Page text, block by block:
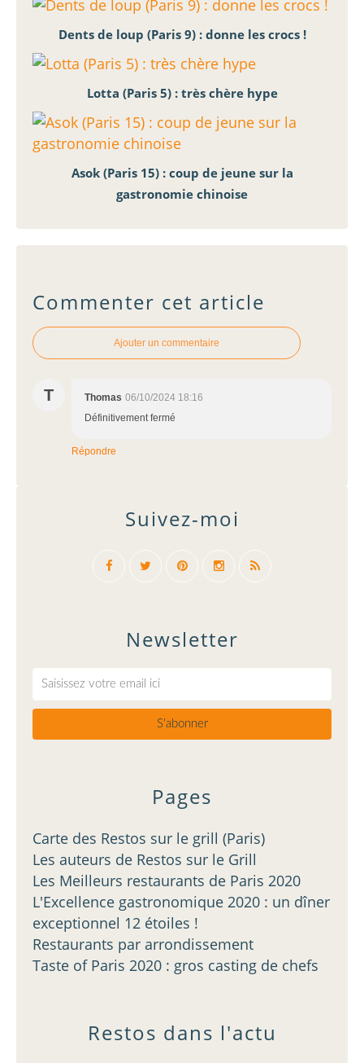
Dents de loup (Paris 9) : donne les crocs !
Lotta (Paris 5) : très chère hype
Asok (Paris 15) : coup de jeune sur la
gastronomie chinoise
Commenter cet article
Ajouter un commentaire
T Thomas 06/10/2024 18:16
Définitivement fermé
Répondre
Newsletter
Pages
Carte des Restos sur le grill (Paris)
Les auteurs de Restos sur le Grill
Les Meilleurs restaurants de Paris 2020
L'Excellence gastronomique 2020 : un dîner
exceptionnel 12 étoiles !
Restaurants par arrondissement
Taste of Paris 2020 : gros casting de chefs
Suivez-moi
Restos dans l'actu